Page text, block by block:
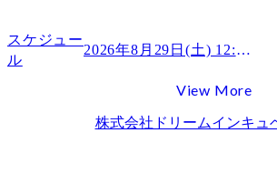
まとめ
スケジュー
ル
2026年8月29日(土) 12:15～
View More
株式会社ドリームインキュ